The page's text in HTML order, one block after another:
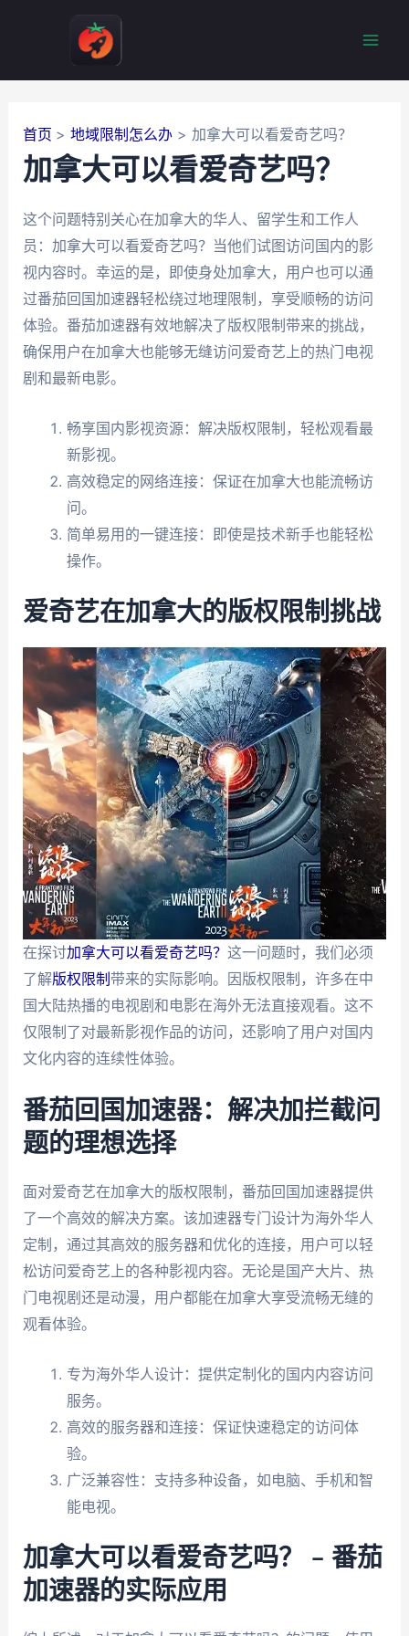
首页 地域限制怎么办 加拿大可以看爱奇艺吗？
加拿大可以看爱奇艺吗？
这个问题特别关心在加拿大的华人、留学生和工作人
员：加拿大可以看爱奇艺吗？当他们试图访问国内的影
视内容时。幸运的是，即使身处加拿大，用户也可以通
过番茄回国加速器轻松绕过地理限制，享受顺畅的访问
体验。番茄加速器有效地解决了版权限制带来的挑战，
确保用户在加拿大也能够无缝访问爱奇艺上的热门电视
剧和最新电影。
畅享国内影视资源：解决版权限制，轻松观看最
新影视。
高效稳定的网络连接：保证在加拿大也能流畅访
问。
简单易用的一键连接：即使是技术新手也能轻松
操作。
爱奇艺在加拿大的版权限制挑战
在探讨加拿大可以看爱奇艺吗？ 这一问题时，我们必须
了解版权限制带来的实际影响。因版权限制，许多在中
国大陆热播的电视剧和电影在海外无法直接观看。这不
仅限制了对最新影视作品的访问，还影响了用户对国内
文化内容的连续性体验。
番茄回国加速器：解决加拦截问
题的理想选择
面对爱奇艺在加拿大的版权限制，番茄回国加速器提供
了一个高效的解决方案。该加速器专门设计为海外华人
定制，通过其高效的服务器和优化的连接，用户可以轻
松访问爱奇艺上的各种影视内容。无论是国产大片、热
门电视剧还是动漫，用户都能在加拿大享受流畅无缝的
观看体验。
专为海外华人设计：提供定制化的国内内容访问
服务。
高效的服务器和连接：保证快速稳定的访问体
验。
广泛兼容性：支持多种设备，如电脑、手机和智
能电视。
加拿大可以看爱奇艺吗？ – 番茄
加速器的实际应用